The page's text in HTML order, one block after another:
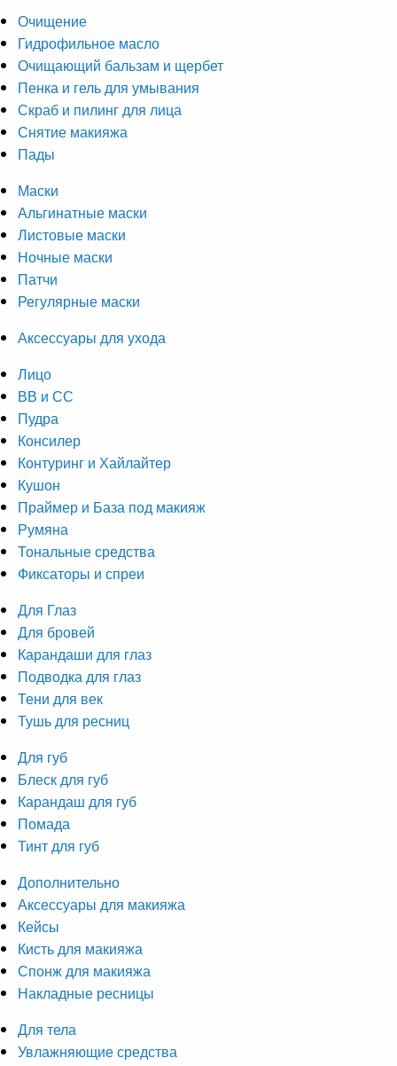
Очищение
Гидрофильное масло
Очищающий бальзам и щербет
Пенка и гель для умывания
Скраб и пилинг для лица
Снятие макияжа
Пады
Маски
Альгинатные маски
Листовые маски
Ночные маски
Патчи
Регулярные маски
Аксессуары для ухода
Лицо
ВВ и СС
Пудра
Консилер
Контуринг и Хайлайтер
Кушон
Праймер и База под макияж
Румяна
Тональные средства
Фиксаторы и спреи
Для Глаз
Для бровей
Карандаши для глаз
Подводка для глаз
Тени для век
Тушь для ресниц
Для губ
Блеск для губ
Карандаш для губ
Помада
Тинт для губ
Дополнительно
Аксессуары для макияжа
Кейсы
Кисть для макияжа
Спонж для макияжа
Накладные ресницы
Для тела
Увлажняющие средства